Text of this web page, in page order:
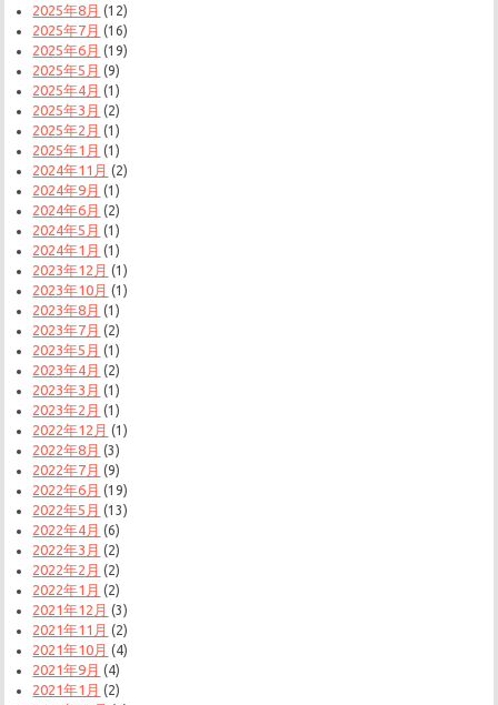
2025年8月 (12)
2025年7月 (16)
2025年6月 (19)
2025年5月 (9)
2025年4月 (1)
2025年3月 (2)
2025年2月 (1)
2025年1月 (1)
2024年11月 (2)
2024年9月 (1)
2024年6月 (2)
2024年5月 (1)
2024年1月 (1)
2023年12月 (1)
2023年10月 (1)
2023年8月 (1)
2023年7月 (2)
2023年5月 (1)
2023年4月 (2)
2023年3月 (1)
2023年2月 (1)
2022年12月 (1)
2022年8月 (3)
2022年7月 (9)
2022年6月 (19)
2022年5月 (13)
2022年4月 (6)
2022年3月 (2)
2022年2月 (2)
2022年1月 (2)
2021年12月 (3)
2021年11月 (2)
2021年10月 (4)
2021年9月 (4)
2021年1月 (2)